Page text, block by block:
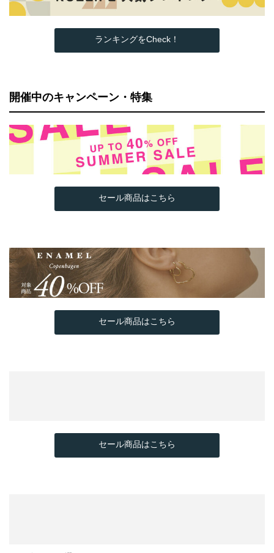
ランキングをCheck！
開催中のキャンペーン・特集
セール商品はこちら
セール商品はこちら
セール商品はこちら